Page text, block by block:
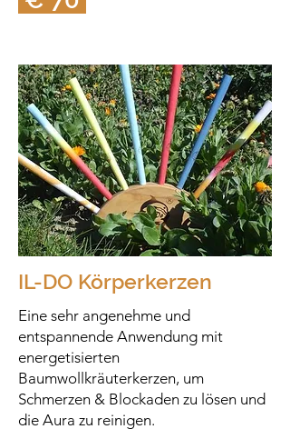
IL-DO Körperkerzen
Eine sehr angenehme und
entspannende Anwendung mit
energetisierten
Baumwollkräuterkerzen, um
Schmerzen & Blockaden zu lösen und
die Aura zu reinigen.